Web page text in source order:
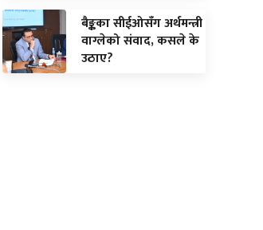
बैङ्कका सीईओसँग अर्थमन्त्री
वाग्लेको संवाद, कसले के
उठाए?